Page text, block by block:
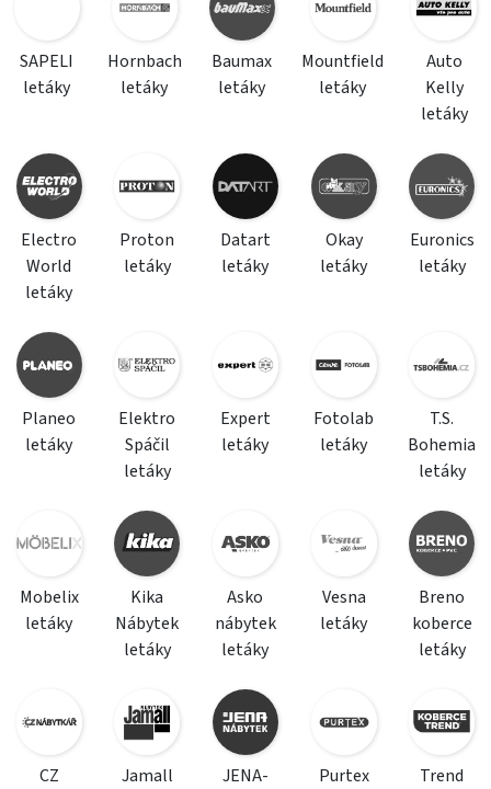
SAPELI
letáky
Hornbach
letáky
Baumax
letáky
Mountfield
letáky
Auto
Kelly
letáky
Electro
World
letáky
Proton
letáky
Datart
letáky
Okay
letáky
Euronics
letáky
Planeo
letáky
Elektro
Spáčil
letáky
Expert
letáky
Fotolab
letáky
T.S.
Bohemia
letáky
Mobelix
letáky
Kika
Nábytek
letáky
Asko
nábytek
letáky
Vesna
letáky
Breno
koberce
letáky
CZ
Jamall
JENA-
Purtex
Trend